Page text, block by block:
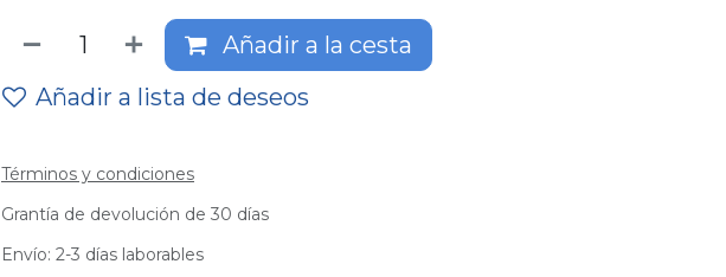
Añadir a la cesta
Añadir a lista de deseos
Términos y condiciones
Grantía de devolución de 30 días
Envío: 2-3 días laborables